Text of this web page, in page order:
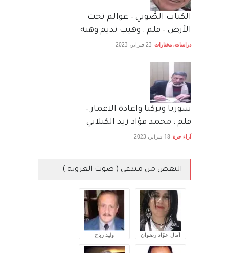
الكتاب الصَّوتي – عوالم تحت
الأرض – قلم : وهيب نديم وهبه
دراسات, مختارات 23 فبراير، 2023
سوريا وتركيا واعادة الاعمار –
قلم : محمد فؤاد زيد الكيلاني
آراء حرة 18 فبراير، 2023
البعض من مبدعي ( صوت العروبة )
آمال عوّاد رضوان وليد رباح